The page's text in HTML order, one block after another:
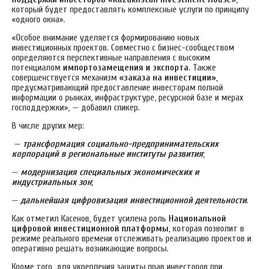
который будет предоставлять комплексные услуги по принципу
«одного окна».
«Особое внимание уделяется формированию новых
инвестиционных проектов. Совместно с бизнес-сообществом
определяются перспективные направления с высоким
потенциалом импортозамещения и экспорта. Также
совершенствуется механизм «заказа на инвестиции»,
предусматривающий предоставление инвесторам полной
информации о рынках, инфраструктуре, ресурсной базе и мерах
господдержки», — добавил спикер.
В числе других мер:
— трансформация социально-предпринимательских
корпораций в региональные институты развития;
— модернизация специальных экономических и
индустриальных зон;
— дальнейшая цифровизация инвестиционной деятельности.
Как отметил Касенов, будет усилена роль Национальной
цифровой инвестиционной платформы, которая позволит в
режиме реального времени отслеживать реализацию проектов и
оперативно решать возникающие вопросы.
Кроме того, для укрепления защиты прав инвесторов при